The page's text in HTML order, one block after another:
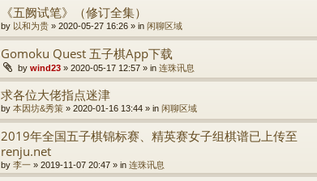
《五阙试笔》（修订全集）
by 以和为贵 » 2020-05-27 16:26 » in 闲聊区域
Gomoku Quest 五子棋App下载
by wind23 » 2020-05-17 12:57 » in 连珠讯息
求各位大佬指点迷津
by 本因坊&秀策 » 2020-01-16 13:44 » in 闲聊区域
2019年全国五子棋锦标赛、精英赛女子组棋谱已上传至
renju.net
by 李一 » 2019-11-07 20:47 » in 连珠讯息